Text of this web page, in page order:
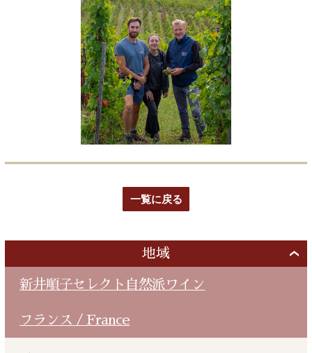
一覧に戻る
地域
新井順子セレクト自然派ワイン
フランス / France